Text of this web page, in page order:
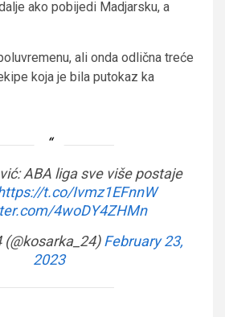
ako pobijedi Madjarsku, a
ali onda odlična treće
koja je bila putokaz ka
ABA liga sve više postaje
t.co/Ivmz1EFnnW
4woDY4ZHMn
(@kosarka_24)February 23,
2023